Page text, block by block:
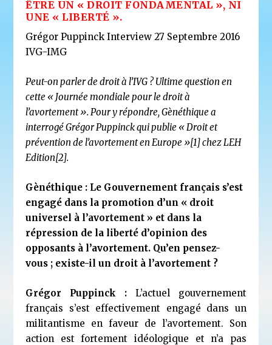
ÊTRE UN « DROIT FONDAMENTAL », NI
UNE « LIBERTÉ ».
Grégor Puppinck Interview 27 Septembre 2016
IVG-IMG
Peut-on parler de droit à l’IVG ? Ultime question en
cette « Journée mondiale pour le droit à
l’avortement ». Pour y répondre, Gènéthique a
interrogé Grégor Puppinck qui publie « Droit et
prévention de l’avortement en Europe »[1]chez LEH
Edition[2].
Gènéthique : Le Gouvernement français s’est
engagé dans la promotion d’un « droit
universel à l’avortement » et dans la
répression de la liberté d’opinion des
opposants à l’avortement. Qu’en pensez-
vous ; existe-il un droit à l’avortement ?
Grégor Puppinck : L’actuel gouvernement
français s’est effectivement engagé dans un
militantisme en faveur de l’avortement. Son
action est fortement idéologique et n’a pas